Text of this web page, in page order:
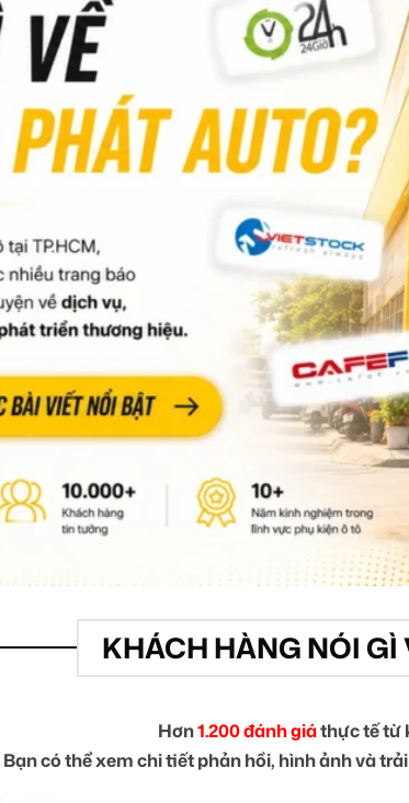
KHÁCH HÀNG NÓI GÌ
Hơn1.200 đánh giáthực tế từ
Bạn có thể xem chi tiết phản hồi, hình ảnh và